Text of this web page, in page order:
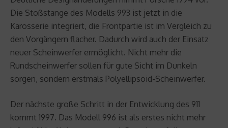
Die Stoßstange des Modells 993 ist jetzt in die
Karosserie integriert, die Frontpartie ist im Vergleich zu
den Vorgängern flacher. Dadurch wird auch der Einsatz
neuer Scheinwerfer ermöglicht. Nicht mehr die
Rundscheinwerfer sollen für gute Sicht im Dunkeln
sorgen, sondern erstmals Polyellipsoid-Scheinwerfer.
Der nächste große Schritt in der Entwicklung des 911
kommt 1997. Das Modell 996 ist als erstes nicht mehr